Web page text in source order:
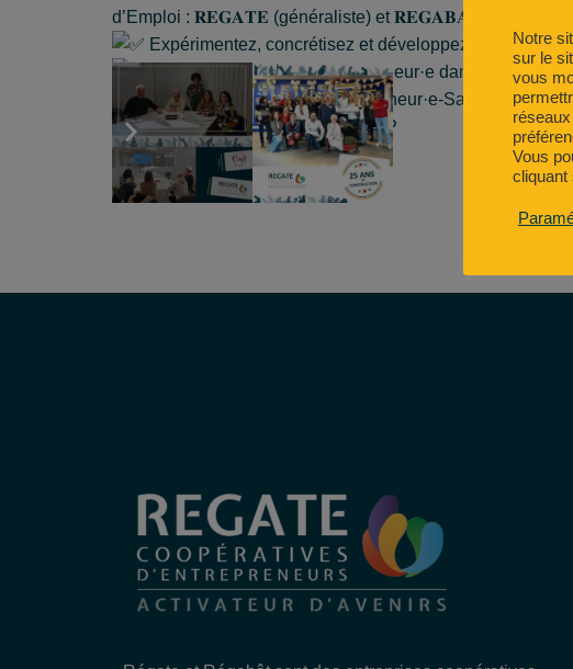
d’Emploi : 𝐑𝐄𝐆𝐀𝐓𝐄 (généraliste) et 𝐑𝐄𝐆𝐀𝐁𝐀𝐓 (bâtiment)
Expérimentez, concrétisez et développez votre projet
Devenez un véritable entrepreneur·e dans un cadre
Bénéficiez du statut d’Entrepreneur·e-Salarié·e
Devenez associé·e de la SCOP
Notre
sur le
vous
Vous
cliquant